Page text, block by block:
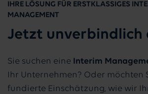
IHRE LÖSUNG FÜR ERSTKLASSIGES
MANAGEMENT
Jetzt unverbindlich
Sie suchen eine Interim
Ihr Unternehmen? Oder möchten
fundierte Einschätzung, wie wir